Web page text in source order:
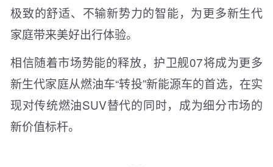
极致的舒适、不输新势力的智能，为更多新生代
家庭带来美好出行体验。
相信随着市场势能的释放，护卫舰07将成为更多
新生代家庭从燃油车“转投”新能源车的首选，在实
现对传统燃油SUV替代的同时，成为细分市场的
新价值标杆。